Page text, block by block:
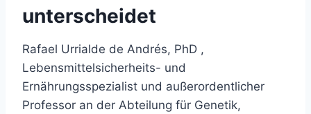
unterscheidet
Rafael Urrialde de Andrés, PhD ,
Lebensmittelsicherheits- und
Ernährungsspezialist und außerordentlicher
Professor an der Abteilung für Genetik,